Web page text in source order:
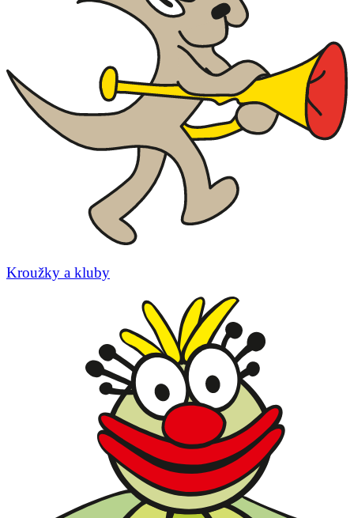
Kroužky a kluby